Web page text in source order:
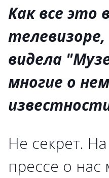
Как все это
видела
многие о
Не секрет.
прессе о нас